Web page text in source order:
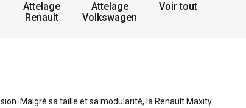
Attelage
Renault
Attelage
Volkswagen
Voir tout
Malgré sa taille et sa modularité, la Renault Maxity